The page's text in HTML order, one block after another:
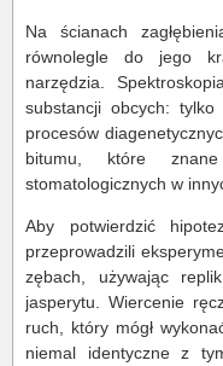
Na ścianach
równolegle do jego
narzędzia.
substancji obcych:
procesów
bitumu, które
stomatologicznych w
Aby potwierdzić
przeprowadzili
zębach, używając
jasperytu. Wiercenie
ruch, który mógł
niemal identyczne z